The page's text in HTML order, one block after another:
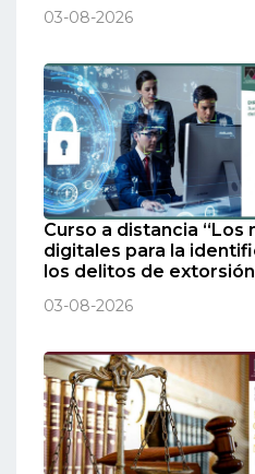
03-08-2026
Curso a distancia “Los
digitales para la
los delitos de
03-08-2026